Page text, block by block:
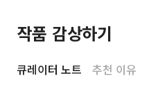
작품 감상하기
큐레이터 노트 추천 이유